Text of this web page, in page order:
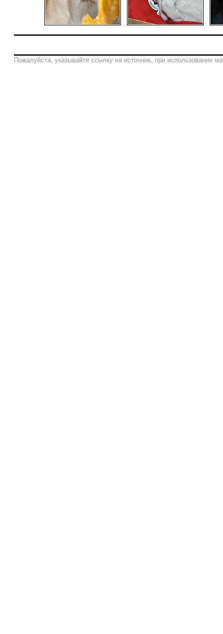
Пожалуйста, указывайте ссылку на источник, при использовании